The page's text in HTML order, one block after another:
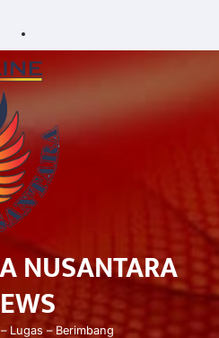
NUSANTARA
Lugas – Berimbang